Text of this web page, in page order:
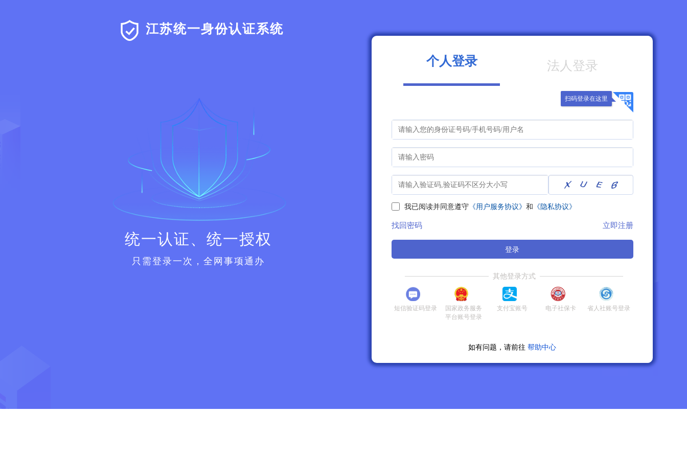
个人登录 法人登录
扫码登录在这里
我已阅读并同意遵守《用户服务协议》 和 《隐私协议》
找回密码 立即注册
登录
其他登录方式
短信验证码登录
国家政务服务
平台账号登录
支付宝账号 电子社保卡 省人社账号登录
如有问题，请前往 帮助中心
江苏统一身份认证系统
统一认证、统一授权
只需登录一次，全网事项通办